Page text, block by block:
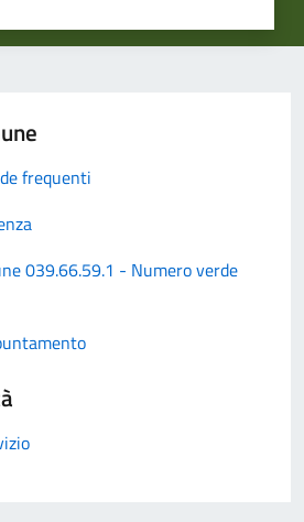
frequenti
039.66.59.1 - Numero verde